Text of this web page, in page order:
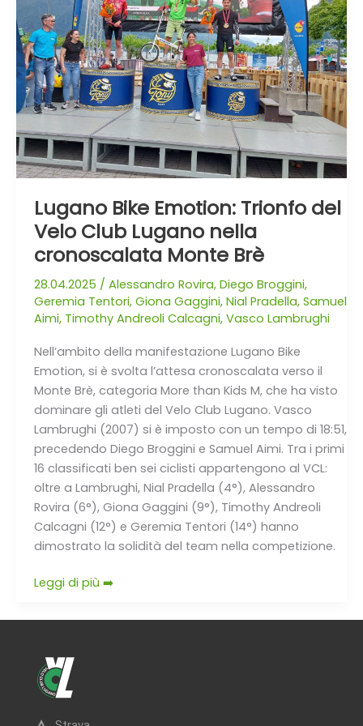
Lugano Bike Emotion: Trionfo del
Velo Club Lugano nella
cronoscalata Monte Brè
28.04.2025 / Alessandro Rovira, Diego Broggini,
Geremia Tentori, Giona Gaggini, Nial Pradella, Samuel
Aimi, Timothy Andreoli Calcagni, Vasco Lambrughi
Nell’ambito della manifestazione Lugano Bike
Emotion, si è svolta l’attesa cronoscalata verso il
Monte Brè, categoria More than Kids M, che ha visto
dominare gli atleti del Velo Club Lugano. Vasco
Lambrughi (2007) si è imposto con un tempo di 18:51,
precedendo Diego Broggini e Samuel Aimi. Tra i primi
16 classificati ben sei ciclisti appartengono al VCL:
oltre a Lambrughi, Nial Pradella (4°), Alessandro
Rovira (6°), Giona Gaggini (9°), Timothy Andreoli
Calcagni (12°) e Geremia Tentori (14°) hanno
dimostrato la solidità del team nella competizione.
del
Velo
Club
Lugano
nella
cronoscalata
Monte
Brè
Leggi di più ➡️